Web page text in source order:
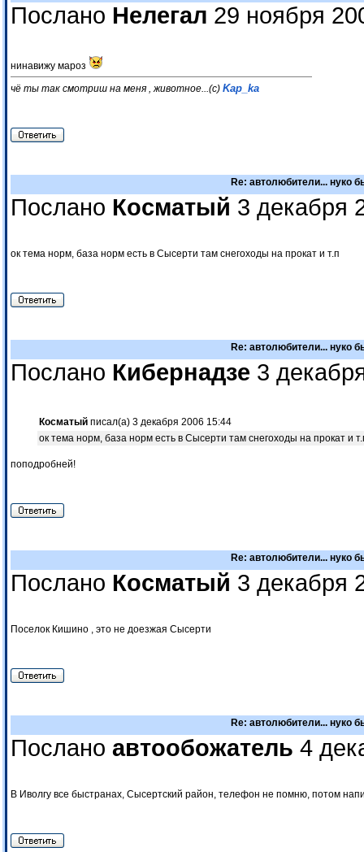
Послано Нелегал 29 ноября
нинавижу мароз
чё ты так смотриш на меня , животное...(с) Kap_ka
Re: автолюбители... нуко
Послано Косматый 3 декабря
ок тема норм, база норм есть в Сысерти там снегоходы на прокат и т.п
Re: автолюбители... нуко
Послано Кибернадзе 3
Косматый писал(а) 3 декабря 2006 15:44
ок тема норм, база норм есть в Сысерти там снегоходы на прокат и
поподробней!
Re: автолюбители... нуко
Послано Косматый 3 декабря
Поселок Кишино , это не доезжая Сысерти
Re: автолюбители... нуко
Послано автообожатель 4
В Иволгу все быстранах, Сысертский район, телефон не помню, потом